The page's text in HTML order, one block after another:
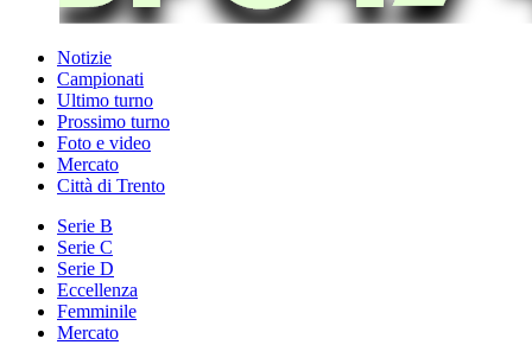
Notizie
Campionati
Ultimo turno
Prossimo turno
Foto e video
Mercato
Città di Trento
Serie B
Serie C
Serie D
Eccellenza
Femminile
Mercato